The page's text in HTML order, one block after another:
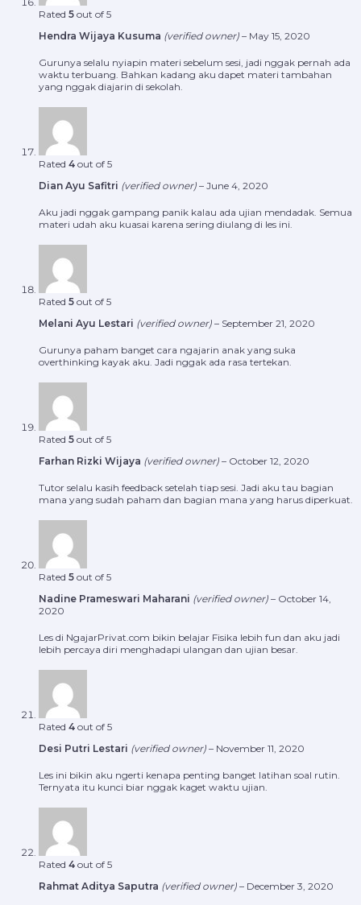
Rated 5 out of 5
Hendra Wijaya Kusuma (verified owner) – May 15, 2020
Gurunya selalu nyiapin materi sebelum sesi, jadi nggak pernah ada
waktu terbuang. Bahkan kadang aku dapet materi tambahan
yang nggak diajarin di sekolah.
Rated 4 out of 5
Dian Ayu Safitri (verified owner) – June 4, 2020
Aku jadi nggak gampang panik kalau ada ujian mendadak. Semua
materi udah aku kuasai karena sering diulang di les ini.
Rated 5 out of 5
Melani Ayu Lestari (verified owner) – September 21, 2020
Gurunya paham banget cara ngajarin anak yang suka
overthinking kayak aku. Jadi nggak ada rasa tertekan.
Rated 5 out of 5
Farhan Rizki Wijaya (verified owner) – October 12, 2020
Tutor selalu kasih feedback setelah tiap sesi. Jadi aku tau bagian
mana yang sudah paham dan bagian mana yang harus diperkuat.
Rated 5 out of 5
Nadine Prameswari Maharani (verified owner) – October 14,
2020
Les di NgajarPrivat.com bikin belajar Fisika lebih fun dan aku jadi
lebih percaya diri menghadapi ulangan dan ujian besar.
Rated 4 out of 5
Desi Putri Lestari (verified owner) – November 11, 2020
Les ini bikin aku ngerti kenapa penting banget latihan soal rutin.
Ternyata itu kunci biar nggak kaget waktu ujian.
Rated 4 out of 5
Rahmat Aditya Saputra (verified owner) – December 3, 2020